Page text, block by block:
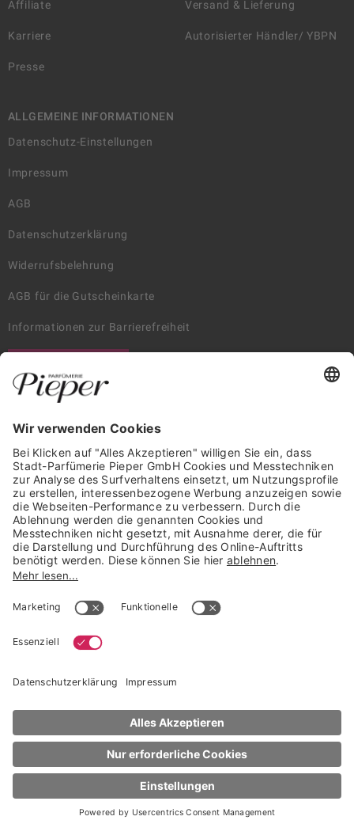
Affiliate
Karriere
Presse
Versand & Lieferung
Autorisierter Händler/ YBPN
ALLGEMEINE INFORMATIONEN
Datenschutz-Einstellungen
Impressum
AGB
Datenschutzerklärung
Widerrufsbelehrung
AGB für die Gutscheinkarte
Informationen zur Barrierefreiheit
Trusted Shops Mitglied seit 2010
* unverbindliche Preisempfehlung der Verbundgruppe beauty alliance
NACH OBEN